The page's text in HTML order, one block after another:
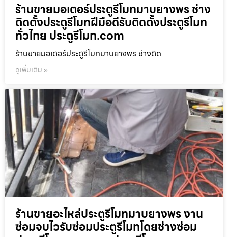
ร้านขายมอเตอร์ประตูรีโมทมาบยางพร ช่าง
ติดตั้งประตูรีโมทฝีมือดีรับติดตั้งประตูรีโมท
ทั่วไทย ประตูรีโมท.com
ร้านขายมอเตอร์ประตูรีโมทมาบยางพร ช่างติด
ดูเพิ่มเติม »
ร้านขายอะไหล่ประตูรีโมทมาบยางพร งาน
ซ่อมจบไวรับซ่อมประตูรีโมทโดยช่างซ่อม